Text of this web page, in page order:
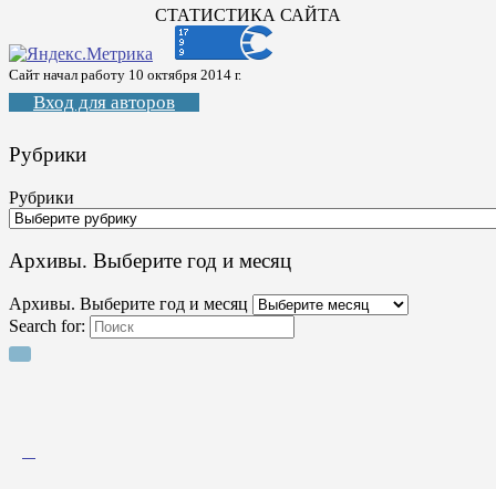
СТАТИСТИКА САЙТА
Сайт начал работу 10 октября 2014 г.
Вход для авторов
Рубрики
Рубрики
Архивы. Выберите год и месяц
Архивы. Выберите год и месяц
Search for: